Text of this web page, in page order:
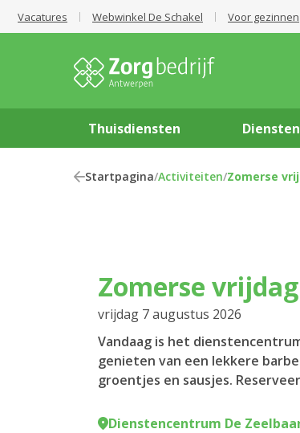
Vacatures Webwinkel De Schakel Voor gezinnen
Thuisdiensten
Startpagina/Activiteiten/Zomerse
Zomerse vrijdag
vrijdag 7 augustus 2026
Vandaag is het
genieten van een lekkere
groentjes en sausjes.
Dienstencentrum De